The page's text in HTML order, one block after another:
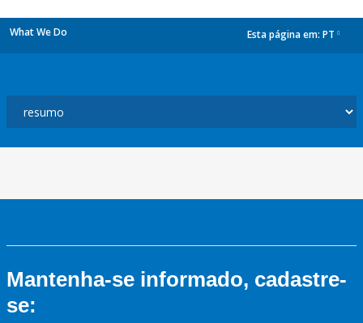
What We Do Esta página em: PT
Mantenha-se informado, cadastre-
se: